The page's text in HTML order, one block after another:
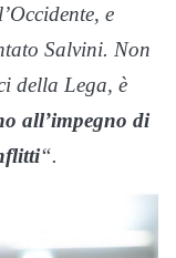
e
Salvini. Non
della Lega, è
all’impegno di
“.